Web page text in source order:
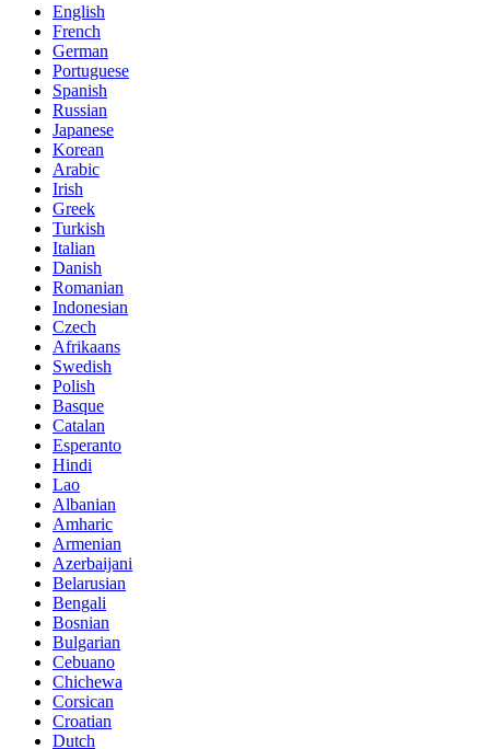
English
French
German
Portuguese
Spanish
Russian
Japanese
Korean
Arabic
Irish
Greek
Turkish
Italian
Danish
Romanian
Indonesian
Czech
Afrikaans
Swedish
Polish
Basque
Catalan
Esperanto
Hindi
Lao
Albanian
Amharic
Armenian
Azerbaijani
Belarusian
Bengali
Bosnian
Bulgarian
Cebuano
Chichewa
Corsican
Croatian
Dutch